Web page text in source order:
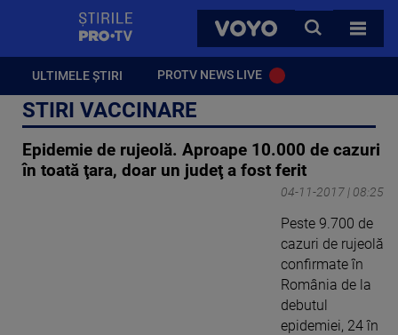
VOYO
CAUTA
TOATE
ULTIMELE ȘTIRI PROTV NEWS LIVE
STIRI VACCINARE
Epidemie de rujeolă. Aproape 10.000 de cazuri
în toată ţara, doar un judeţ a fost ferit
04-11-2017 | 08:25
Peste 9.700 de
cazuri de rujeolă
confirmate în
România de la
debutul
epidemiei, 24 în